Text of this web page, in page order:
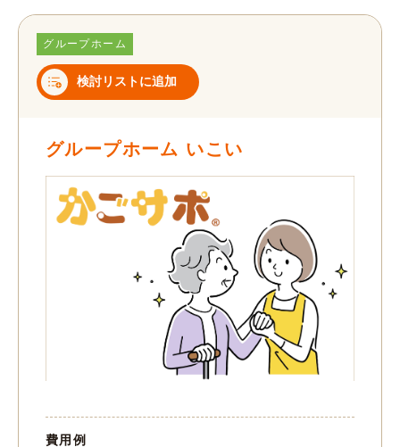
グループホーム
検討リストに追加
グループホーム いこい
費用例